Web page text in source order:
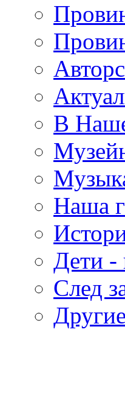
В
Наша
Дети -
След